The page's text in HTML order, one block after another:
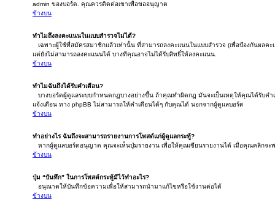
admin ของบอร์ด. คุณควรติดต่อเขาเพื่อขออนุญาต
ข้างบน
ทำไมถึงลงคะแนนในแบบสำรวจไม่ได้?
เฉพาะผู้ใช้ที่สมัครสมาชิกแล้วเท่านั้น ที่สามารถลงคะแนนในแบบสำรวจ (เพื่อป้องกันผล
แต่ยังไม่สามารถลงคะแนนได้ บางทีคุณอาจไม่ได้รับสิทธิ์ให้ลงคะแนน.
ข้างบน
ทำไมฉันถึงได้รับคำเตือน?
บางบอร์ดผู้ดูแลระบบกำหนดกฏบางอย่างขึ้น ถ้าคุณทำผิดกฏ มันจะเป็นเหตุให้คุณได้รับค
แจ้งเตือน ทาง phpBB ไม่สามารถให้คำเตือนได้ๆ กับคุณได้ นอกจากผู้ดูแลบอร์ด
ข้างบน
ทำอย่างไร ฉันถึงจะสามารถรายงานการโพสต์แก่ผู้ดูแลกระทู้?
หากผู้ดูแลบอร์ดอนุญาต คุณจะเห็นปุ่มรายงาน เพื่อให้คุณเขียนรายงานได้ เมื่อคุณคลิกจะ
ข้างบน
ปุ่ม “บันทึก” ในการโพสต์กระทู้มีไว้ทำอะไร?
อนุณาตให้บันทึกข้อความเพื่อให้สามารถนำมาแก้ไขหรือใช้งานต่อได้
ข้างบน